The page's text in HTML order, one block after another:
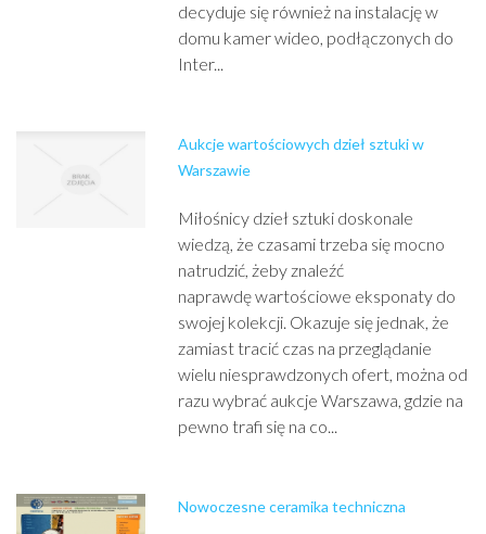
decyduje się również na instalację w
domu kamer wideo, podłączonych do
Inter...
Aukcje wartościowych dzieł sztuki w
Warszawie
Miłośnicy dzieł sztuki doskonale
wiedzą, że czasami trzeba się mocno
natrudzić, żeby znaleźć
naprawdę wartościowe eksponaty do
swojej kolekcji. Okazuje się jednak, że
zamiast tracić czas na przeglądanie
wielu niesprawdzonych ofert, można od
razu wybrać aukcje Warszawa, gdzie na
pewno trafi się na co...
Nowoczesne ceramika techniczna